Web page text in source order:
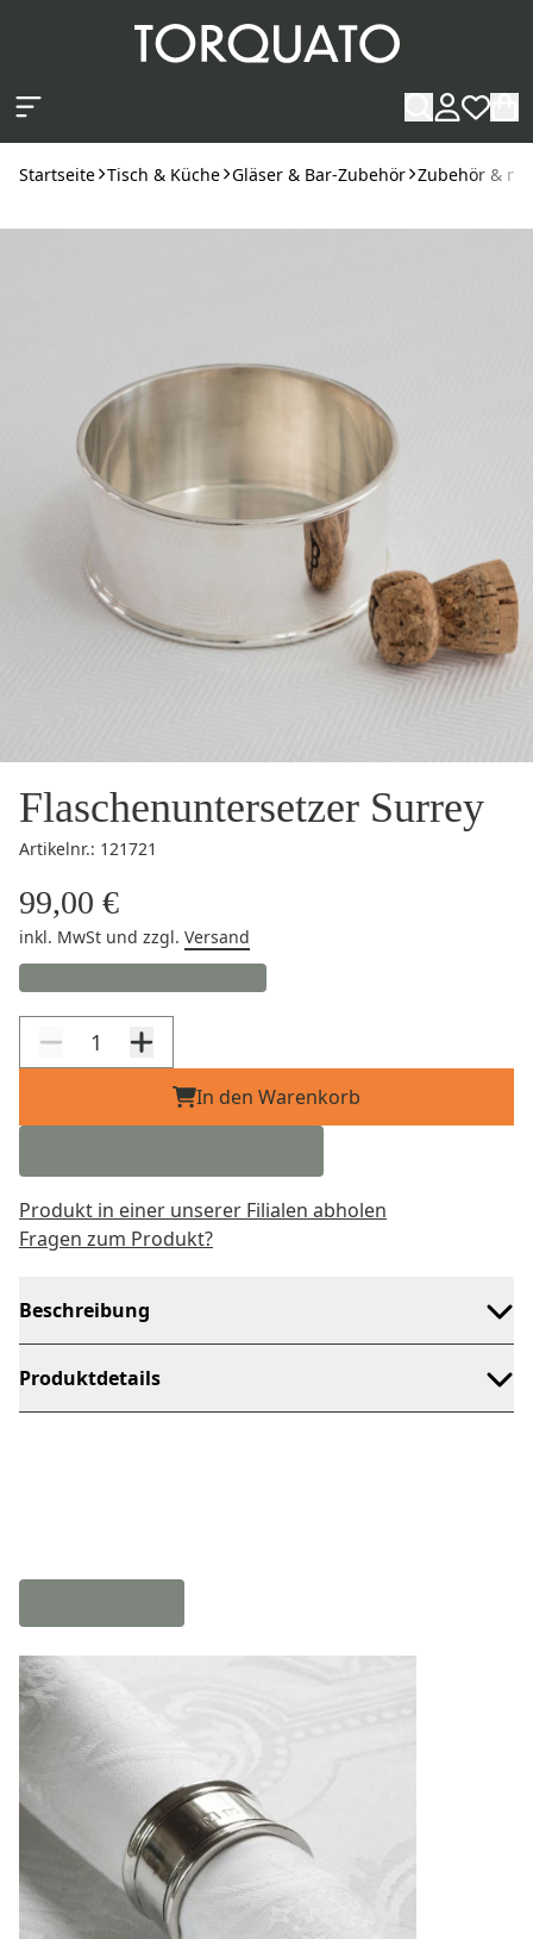
Startseite Tisch & Küche Gläser & Bar-Zubehör Zubehör &
Flaschenuntersetzer Surrey
Artikelnr.: 121721
99,00 €
inkl. MwSt und zzgl. Versand
In den Warenkorb
Produkt in einer unserer Filialen abholen
Fragen zum Produkt?
Beschreibung
Produktdetails